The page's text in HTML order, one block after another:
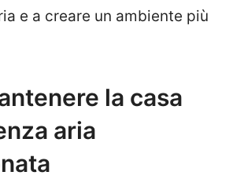
e a creare un ambiente più
la casa
aria